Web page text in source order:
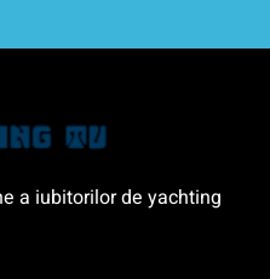
a iubitorilor de yachting